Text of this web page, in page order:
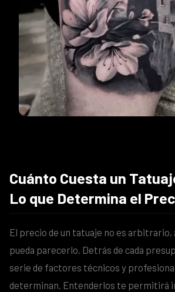
Cuánto Cuesta un
Lo que Determina el
El precio de un tatuaje no es arbitrario,
pueda parecerlo. Detrás de cada
serie de factores técnicos y
determinan. Entenderlos te permitirá